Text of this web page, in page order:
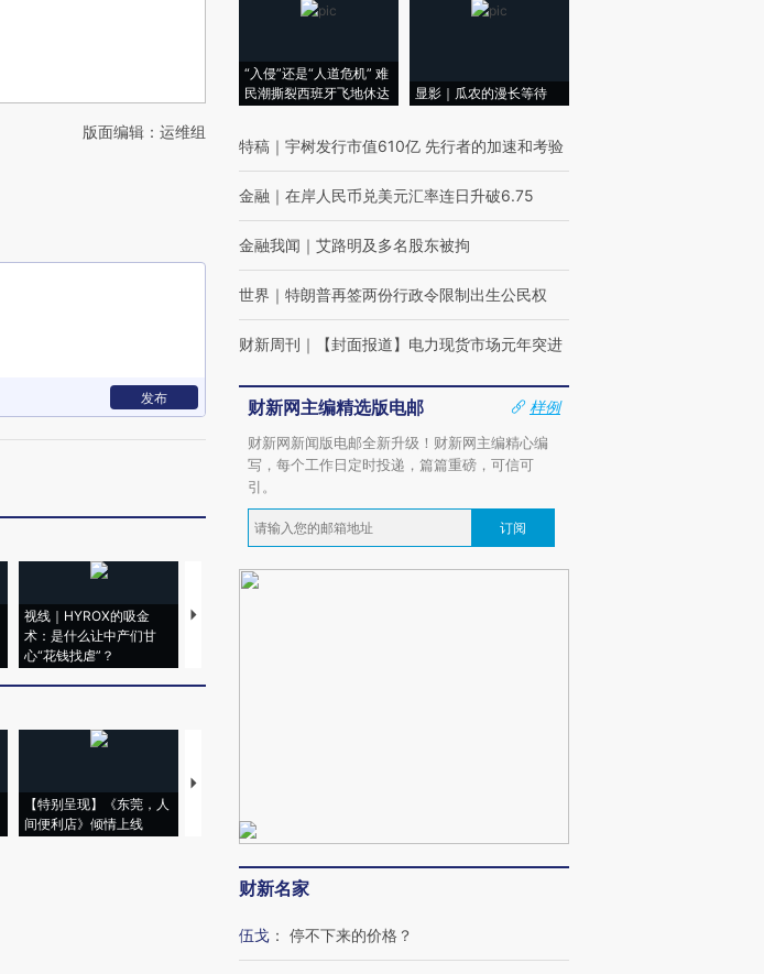
版面编辑：运维组
发布
视线｜HYROX的吸金
术：是什么让中产们甘
心“花钱找虐”？
马航飞行员跨国走私7万
【特别呈现】《东莞，人
间便利店》倾情上线
【推广】走进第四届链博
“入侵”还是“人道危机” 难
民潮撕裂西班牙飞地休达
显影｜瓜农的漫长等待
特稿 ｜ 宇树发行市值610亿 先行者的加速和考验
金融 ｜ 在岸人民币兑美元汇率连日升破6.75
金融我闻 ｜ 艾路明及多名股东被拘
世界 ｜ 特朗普再签两份行政令限制出生公民权
财新周刊 ｜ 【封面报道】电力现货市场元年突进
财新网主编精选版电邮
样例
财新网新闻版电邮全新升级！财新网主编精心编
写，每个工作日定时投递，篇篇重磅，可信可
引。
订阅
财新名家
伍戈 ： 停不下来的价格？